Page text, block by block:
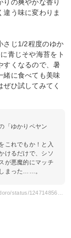
の爽やかな香り
う味に変わりま
さじ1/2程度のゆか
青じそや海苔をト
すくなるので、暑
緒に食べても美味
ひ試してみてく
「ゆかりペヤン
これでもか！と入
けるだけで、シソ
が悪魔的にマッチ
まった……。